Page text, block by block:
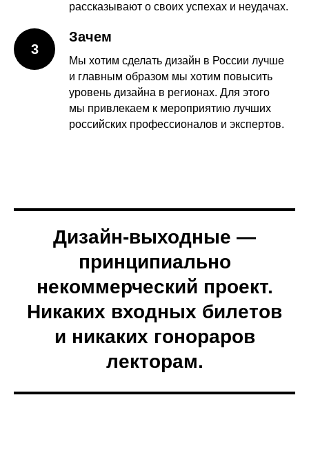
рассказывают о своих успехах и неудачах.
3
Зачем
Мы хотим сделать дизайн в России лучше
и главным образом мы хотим повысить
уровень дизайна в регионах. Для этого
мы привлекаем к мероприятию лучших
российских профессионалов и экспертов.
Дизайн-выходные —
принципиально
некоммерческий проект.
Никаких входных билетов
и никаких гонораров
лекторам.